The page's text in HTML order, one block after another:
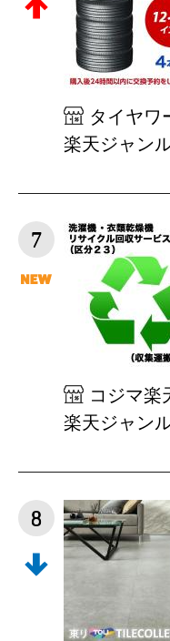
タイヤワ
楽天ジャン
7
コジマ楽
楽天ジャン
8